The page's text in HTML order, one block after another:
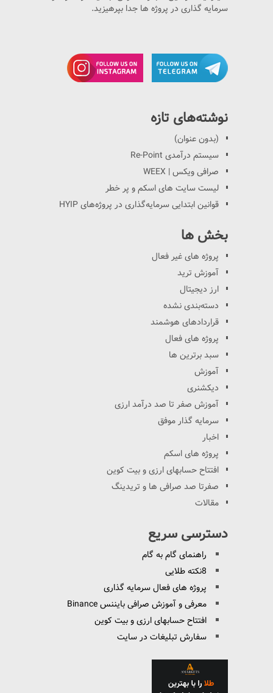
سرمایه گذاری در پروژه ها جدا بپرهیزید.
نوشته‌های تازه
(بدون عنوان)
سیستم درآمدی Re-Point
صرافی ویکس | WEEX
لیست سایت های اسکم و پر خطر
قوانین ابتدایی سرمایه‌گذاری در پروژه‌های HYIP
بخش ها
پروژه های غیر فعال
آموزش ترید
ارز دیجیتال
دسته‌بندی نشده
قراردادهای هوشمند
پروژه های فعال
سبد برترین ها
آموزش
دیکشنری
آموزش صفر تا صد درآمد ارزی
سرمایه گذار موفق
اخبار
پروژه های اسکم
افتتاح حسابهای ارزی و بیت کوین
صفرتا صد صرافی ها و تریدینگ
مقالات
دسترسی سریع
راهنمای گام به گام
8نکته طلایی
پروژه های فعال سرمایه گذاری
معرفی و آموزش صرافی بایننس Binance
افتتاح حسابهای ارزی و بیت کوین
سفارش تبلیغات در سایت